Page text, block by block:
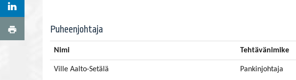
Puheenjohtaja
Nimi Tehtävänimike
Ville Aalto-Setälä Pankinjohtaja